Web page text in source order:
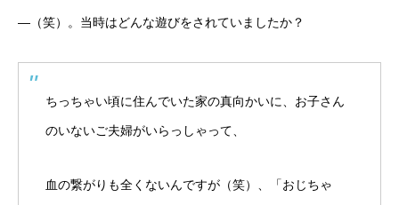
―（笑）。当時はどんな遊びをされていましたか？
ちっちゃい頃に住んでいた家の真向かいに、お子さん
のいないご夫婦がいらっしゃって、
血の繋がりも全くないんですが（笑）、「おじちゃ